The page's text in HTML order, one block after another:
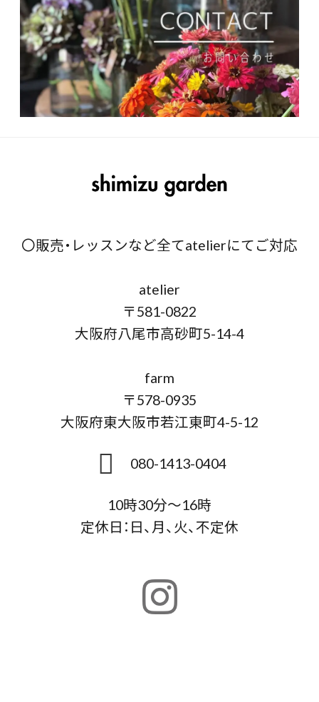
〇販売・レッスンなど全てatelierにてご対応
atelier
〒581-0822
大阪府八尾市高砂町5-14-4
farm
〒578-0935
大阪府東大阪市若江東町4-5-12
080-1413-0404
10時30分～16時
定休日：日、月、火、不定休